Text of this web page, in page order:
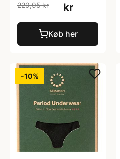
229,95 kr
kr
Køb her
-10%